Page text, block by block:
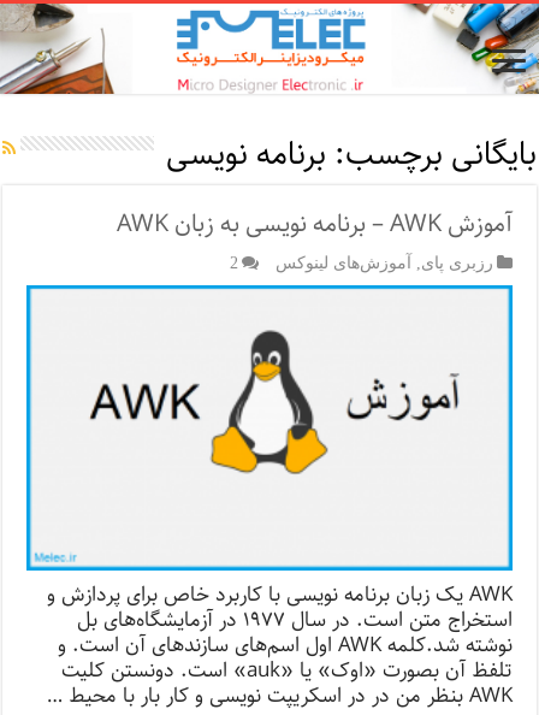
بایگانی برچسب: برنامه نویسی
آموزش AWK – برنامه نویسی به زبان AWK
رزبری پای آموزش‌های لینوکس 2
AWK یک زبان برنامه نویسی با کاربرد خاص برای پردازش و
استخراج متن است. در سال ۱۹۷۷ در آزمایشگاه‌های بل
نوشته شد.کلمه AWK اول اسم‌های سازند‌های آن است. و
تلفظ آن بصورت «اوک» یا «auk» است. دونستن کلیت
AWK بنظر من در در اسکریپت نویسی و کار بار با محیط …